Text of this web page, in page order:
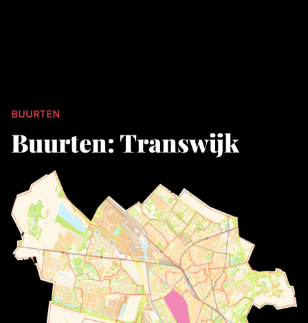
BUURTEN
Buurten: Transwijk